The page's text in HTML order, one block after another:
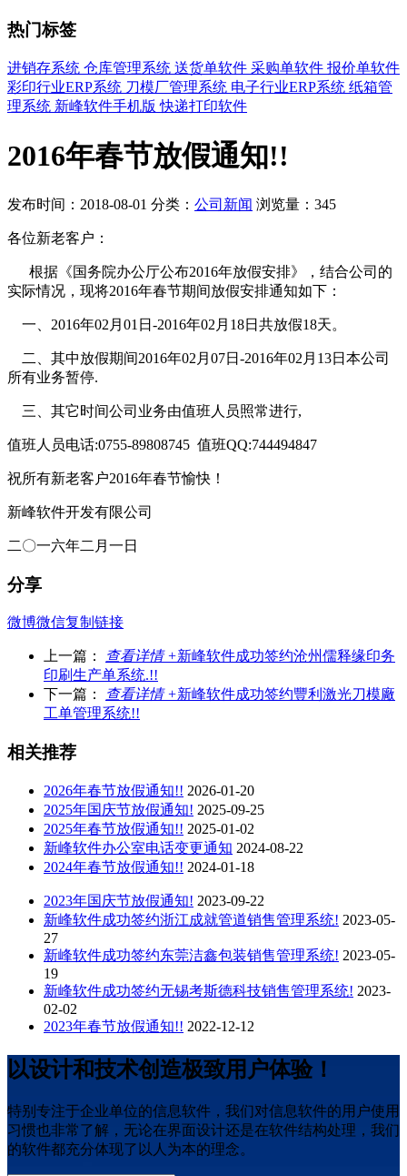
热门标签
进销存系统 仓库管理系统 送货单软件 采购单软件 报价单软件
彩印行业ERP系统 刀模厂管理系统 电子行业ERP系统 纸箱管
理系统 新峰软件手机版快递打印软件
2016年春节放假通知!!
发布时间：2018-08-01 分类： 公司新闻 浏览量：345
各位新老客户：
根据《国务院办公厅公布2016年放假安排》，结合公司的
实际情况，现将2016年春节期间放假安排通知如下：
一、2016年02月01日-2016年02月18日共放假18天。
二、其中放假期间2016年02月07日-2016年02月13日本公司
所有业务暂停.
三、其它时间公司业务由值班人员照常进行,
值班人员电话:0755-89808745 值班QQ:744494847
祝所有新老客户2016年春节愉快！
新峰软件开发有限公司
二〇一六年二月一日
分享
微博微信复制链接
上一篇： 查看详情 +新峰软件成功签约沧州儒释缘印务
印刷生产单系统.!!
下一篇：
查看详情 +新峰软件成功签约豐利激光刀模廠
工单管理系统!!
相关推荐
2026年春节放假通知!! 2026-01-20
2025年国庆节放假通知! 2025-09-25
2025年春节放假通知!! 2025-01-02
新峰软件办公室电话变更通知 2024-08-22
2024年春节放假通知!! 2024-01-18
2023年国庆节放假通知! 2023-09-22
新峰软件成功签约浙江成就管道销售管理系统! 2023-05-
27
新峰软件成功签约东莞洁鑫包装销售管理系统! 2023-05-
19
新峰软件成功签约无锡考斯德科技销售管理系统! 2023-
02-02
2023年春节放假通知!! 2022-12-12
以设计和技术创造极致用户体验！
特别专注于企业单位的信息软件，我们对信息软件的用户使用
习惯也非常了解，无论在界面设计还是在软件结构处理，我们
的软件都充分体现了以人为本的理念。